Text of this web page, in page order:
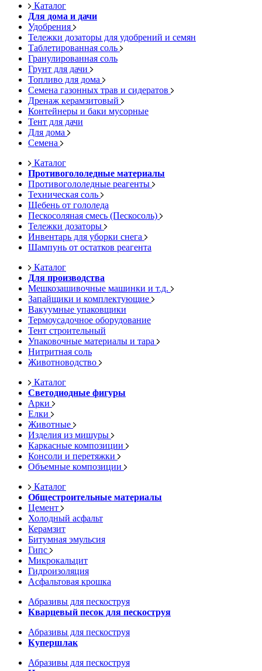
Каталог
Для дома и дачи
Удобрения
Тележки дозаторы для удобрений и семян
Таблетированная соль
Гранулированная соль
Грунт для дачи
Топливо для дома
Семена газонных трав и сидератов
Дренаж керамзитовый
Контейнеры и баки мусорные
Тент для дачи
Для дома
Семена
Каталог
Противогололедные материалы
Противогололедные реагенты
Техническая соль
Щебень от гололеда
Пескосоляная смесь (Пескосоль)
Тележки дозаторы
Инвентарь для уборки снега
Шампунь от остатков реагента
Каталог
Для производства
Мешкозашивочные машинки и т.д.
Запайщики и комплектующие
Вакуумные упаковщики
Термоусадочное оборудование
Тент строительный
Упаковочные материалы и тара
Нитритная соль
Животноводство
Каталог
Светодиодные фигуры
Арки
Елки
Животные
Изделия из мишуры
Каркасные композиции
Консоли и перетяжки
Объемные композиции
Каталог
Общестроительные материалы
Цемент
Холодный асфальт
Керамзит
Битумная эмульсия
Гипс
Микрокальцит
Гидроизоляция
Асфальтовая крошка
Абразивы для пескоструя
Кварцевый песок для пескоструя
Абразивы для пескоструя
Купершлак
Абразивы для пескоструя